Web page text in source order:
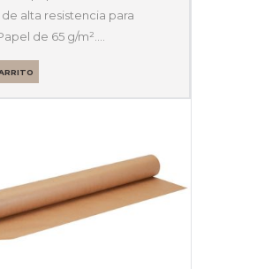
alta resistencia para
de 65 g/m².…